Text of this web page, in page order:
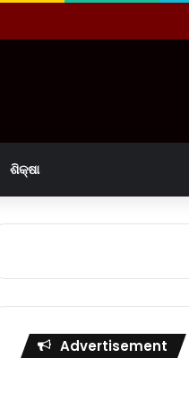
ଶିକ୍ଷା
Advertisement